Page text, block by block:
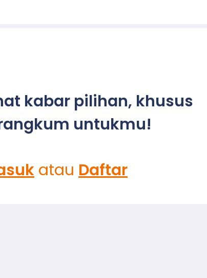
kabar pilihan, khusus
untukmu!
atau Daftar